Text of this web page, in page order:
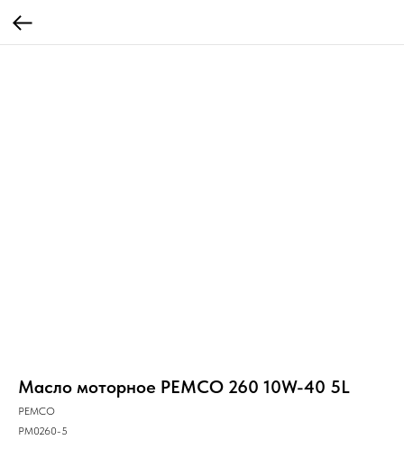
Масло моторное PEMCO 260 10W-40 5L
PEMCO
PM0260-5